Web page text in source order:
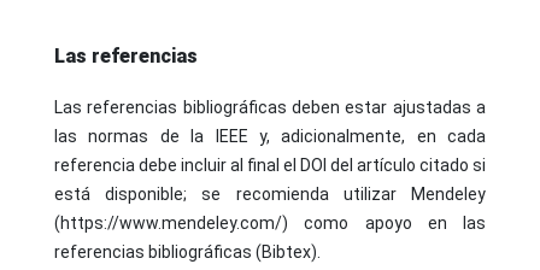
Las referencias
Las referencias bibliográficas deben estar ajustadas a
las normas de la IEEE y, adicionalmente, en cada
referencia debe incluir al final el DOI del artículo citado si
está disponible; se recomienda utilizar Mendeley
(https://www.mendeley.com/) como apoyo en las
referencias bibliográficas (Bibtex).